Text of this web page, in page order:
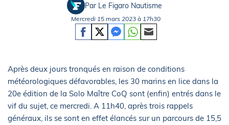
Par Le Figaro Nautisme
Mercredi 15 mars 2023 à 17h30
Après deux jours tronqués en raison de conditions
météorologiques défavorables, les 30 marins en lice dans la
20e édition de la Solo Maître CoQ sont (enfin) entrés dans le
vif du sujet, ce mercredi. A 11h40, après trois rappels
généraux, ils se sont en effet élancés sur un parcours de 15,5